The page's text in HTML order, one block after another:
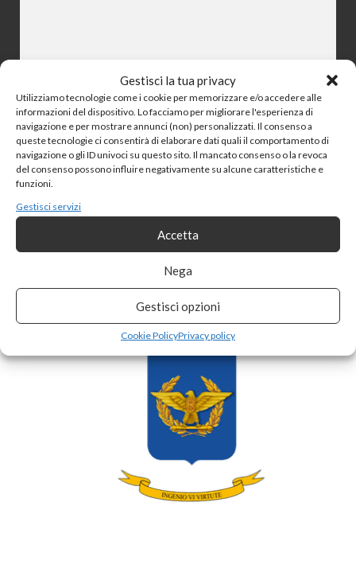
Gestisci la tua privacy
Utilizziamo tecnologie come i cookie per memorizzare e/o accedere alle
informazioni del dispositivo. Lo facciamo per migliorare l'esperienza di
navigazione e per mostrare annunci (non) personalizzati. Il consenso a
queste tecnologie ci consentirà di elaborare dati quali il comportamento di
navigazione o gli ID univoci su questo sito. Il mancato consenso o la revoca
del consenso possono influire negativamente su alcune caratteristiche e
funzioni.
Gestisci servizi
Accetta
Nega
Gestisci opzioni
Cookie PolicyPrivacy policy
Accetto laPolitica sulla Privacy
INVIA
Convenzioni